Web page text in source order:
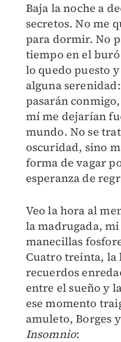
Baja la noche a
secretos. No me
para dormir. No
tiempo en el
lo quedo puesto
alguna
pasarán
mí me dejarían
mundo. No se
oscuridad, sino
forma de vagar
esperanza de
Veo la hora al
la madrugada,
manecillas
Cuatro treinta, la
recuerdos
entre el sueño y
ese momento
amuleto, Borges
Insomnio: